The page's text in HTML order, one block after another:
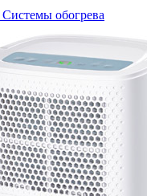
Системы обогрева